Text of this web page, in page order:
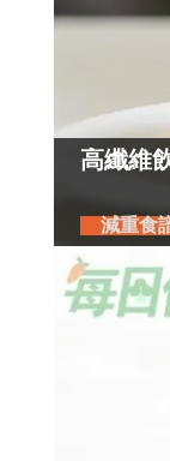
高纖維
減重食